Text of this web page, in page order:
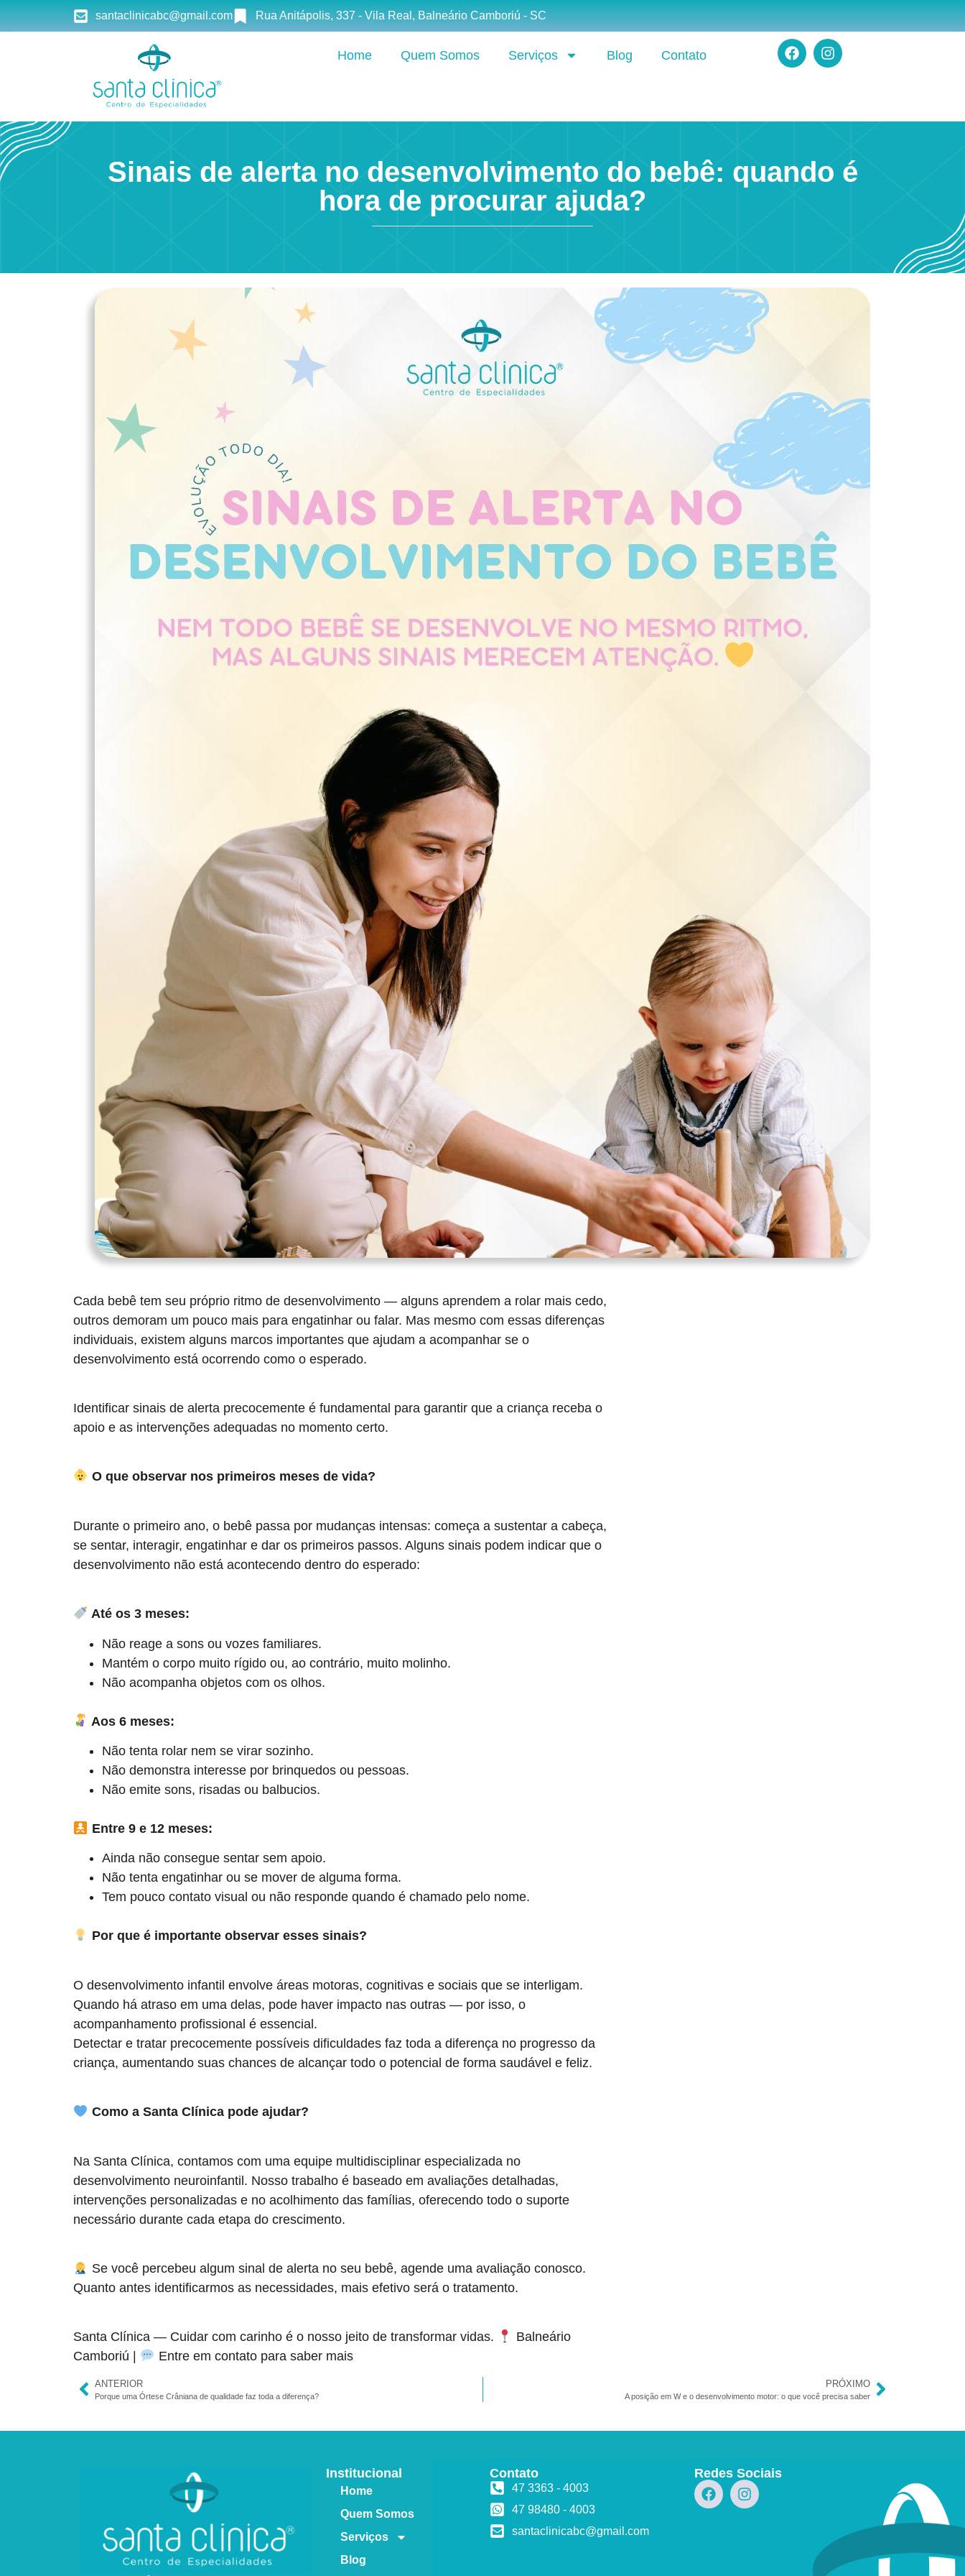
santaclinicabc@gmail.com Rua Anitápolis, 337 - Vila Real, Balneário Camboriú - SC
Home Quem Somos Serviços Blog Contato
Sinais de alerta no desenvolvimento do bebê: quando é
hora de procurar ajuda?
Cada bebê tem seu próprio ritmo de desenvolvimento — alguns aprendem a rolar mais cedo,
outros demoram um pouco mais para engatinhar ou falar. Mas mesmo com essas diferenças
individuais, existem alguns marcos importantes que ajudam a acompanhar se o
desenvolvimento está ocorrendo como o esperado.
Identificar sinais de alerta precocemente é fundamental para garantir que a criança receba o
apoio e as intervenções adequadas no momento certo.
O que observar nos primeiros meses de vida?
Durante o primeiro ano, o bebê passa por mudanças intensas: começa a sustentar a cabeça,
se sentar, interagir, engatinhar e dar os primeiros passos. Alguns sinais podem indicar que o
desenvolvimento não está acontecendo dentro do esperado:
Até os 3 meses:
Não reage a sons ou vozes familiares.
Mantém o corpo muito rígido ou, ao contrário, muito molinho.
Não acompanha objetos com os olhos.
Aos 6 meses:
Não tenta rolar nem se virar sozinho.
Não demonstra interesse por brinquedos ou pessoas.
Não emite sons, risadas ou balbucios.
Entre 9 e 12 meses:
Ainda não consegue sentar sem apoio.
Não tenta engatinhar ou se mover de alguma forma.
Tem pouco contato visual ou não responde quando é chamado pelo nome.
Por que é importante observar esses sinais?
O desenvolvimento infantil envolve áreas motoras, cognitivas e sociais que se interligam.
Quando há atraso em uma delas, pode haver impacto nas outras — por isso, o
acompanhamento profissional é essencial.
Detectar e tratar precocemente possíveis dificuldades faz toda a diferença no progresso da
criança, aumentando suas chances de alcançar todo o potencial de forma saudável e feliz.
Como a Santa Clínica pode ajudar?
Na Santa Clínica, contamos com uma equipe multidisciplinar especializada no
desenvolvimento neuroinfantil. Nosso trabalho é baseado em avaliações detalhadas,
intervenções personalizadas e no acolhimento das famílias, oferecendo todo o suporte
necessário durante cada etapa do crescimento.
Se você percebeu algum sinal de alerta no seu bebê, agende uma avaliação conosco.
Quanto antes identificarmos as necessidades, mais efetivo será o tratamento.
Santa Clínica — Cuidar com carinho é o nosso jeito de transformar vidas.
Balneário
Camboriú |
Entre em contato para saber mais
ANTERIOR
Porque uma Órtese Crâniana de qualidade faz toda a diferença?
PRÓXIMO
A posição em W e o desenvolvimento motor: o que você precisa saber
Institucional
Home
Quem Somos
Serviços
Blog
Contato
47 3363 - 4003
47 98480 - 4003
santaclinicabc@gmail.com
Redes Sociais